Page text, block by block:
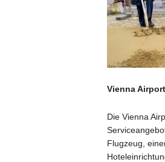
Vienna
Die Vienna
Flugzeug,